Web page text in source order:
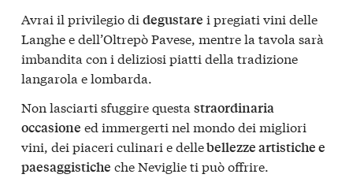
Avrai il privilegio di degustare i pregiati vini delle
Langhe e dell’Oltrepò Pavese, mentre la tavola sarà
imbandita con i deliziosi piatti della tradizione
langarola e lombarda.
Non lasciarti sfuggire questa straordinaria
occasione ed immergerti nel mondo dei migliori
vini, dei piaceri culinari e dellebellezze artistiche e
paesaggistiche che Neviglie ti può offrire.